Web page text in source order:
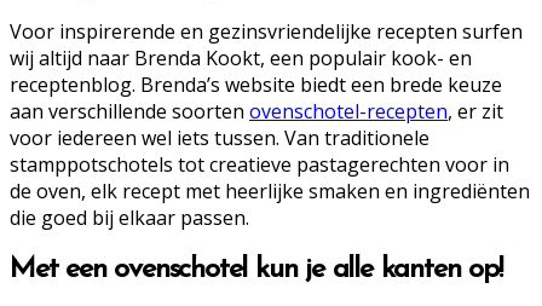
Voor inspirerende en gezinsvriendelijke recepten surfen
wij altijd naar Brenda Kookt, een populair kook- en
receptenblog. Brenda’s website biedt een brede keuze
aan verschillende soorten ovenschotel-recepten, er zit
voor iedereen wel iets tussen. Van traditionele
stamppotschotels tot creatieve pastagerechten voor in
de oven, elk recept met heerlijke smaken en ingrediënten
die goed bij elkaar passen.
Met een ovenschotel kun je alle kanten op!